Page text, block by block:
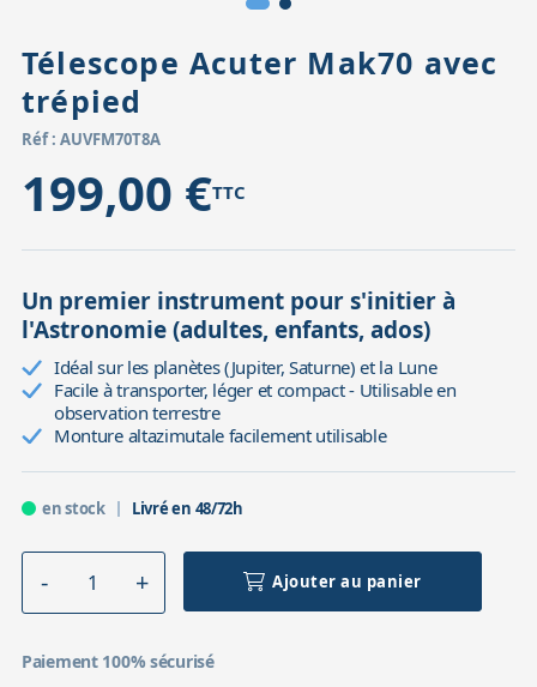
Télescope Acuter Mak70 avec
trépied
Réf : AUVFM70T8A
199,00 €TTC
Un premier instrument pour s'initier à
l'Astronomie (adultes, enfants, ados)
Idéal sur les planètes (Jupiter, Saturne) et la Lune
Facile à transporter, léger et compact - Utilisable en
observation terrestre
Monture altazimutale facilement utilisable
en stock Livré en 48/72h
Ajouter au panier
Paiement 100% sécurisé